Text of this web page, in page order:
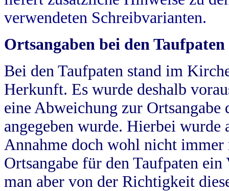
verwendeten Schreibvarianten.
Ortsangaben bei den Taufpaten
Bei den Taufpaten stand im
Herkunft. Es wurde deshalb
eine Abweichung zur
angegeben wurde. Hierbei wurde
Annahme doch wohl nicht
Ortsangabe für den Taufpaten
man aber von der Richtigkeit